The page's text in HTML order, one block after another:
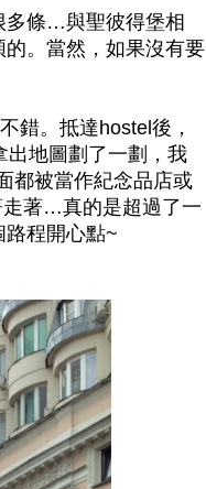
多條…與聖彼得堡相
。當然，如果沒有要
錯。 抵達hostel後，
地圖劃了一劃，我
都被當作紀念品店或
走著…真的是超過了一
程開心點~